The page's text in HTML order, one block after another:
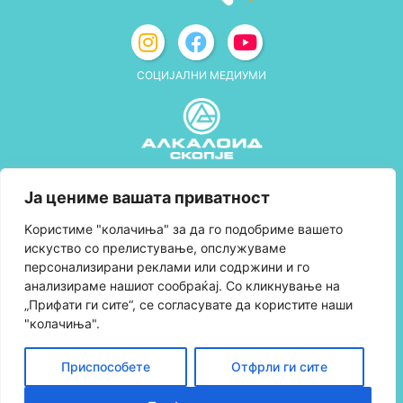
Ја цениме вашата приватност
Kористиме "колачиња" за да го подобриме вашето
искуство со прелистување, опслужуваме
персонализирани реклами или содржини и го
анализираме нашиот сообраќај. Со кликнување на
„Прифати ги сите“, се согласувате да користите наши
"колачиња".
Приспособете Отфрли ги сите
СОЦИЈАЛНИ МЕДИУМИ
Правила и услови за користење
Политика за колачиња
Правила за учество во програмата за
лојалност и политика за собирање поени
Контактирајте нè